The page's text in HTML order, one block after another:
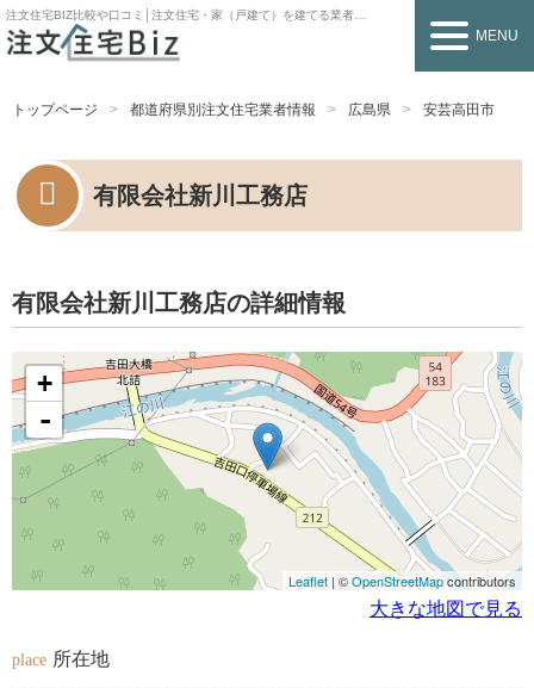
注文住宅BIZ比較や口コミ│注文住宅・家（戸建て）を建てる業者を探すなら
MENU
トップページ 都道府県別注文住宅業者情報 広島県 安芸高田市
有限会社新川工務店
有限会社新川工務店の詳細情報
+
-
Leaflet | ©OpenStreetMapcontributors
大きな地図で見る
place 所在地